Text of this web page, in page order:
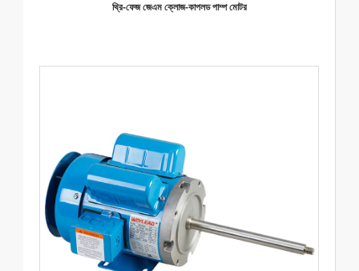
থ্রি-ফেজ জেএম ক্লোজ-কাপলড পাম্প মোটর